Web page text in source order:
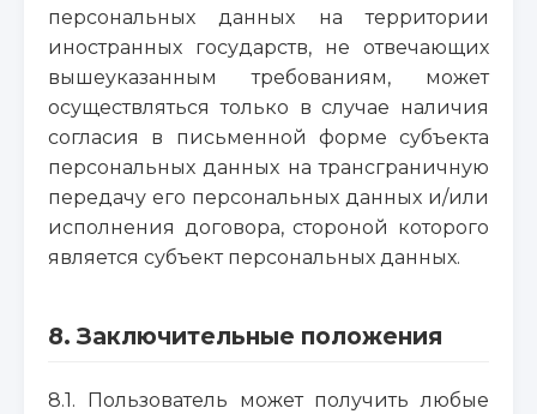
персональных данных на территории
иностранных государств, не отвечающих
вышеуказанным требованиям, может
осуществляться только в случае наличия
согласия в письменной форме субъекта
персональных данных на трансграничную
передачу его персональных данных и/или
исполнения договора, стороной которого
является субъект персональных данных.
8. Заключительные положения
8.1. Пользователь может получить любые